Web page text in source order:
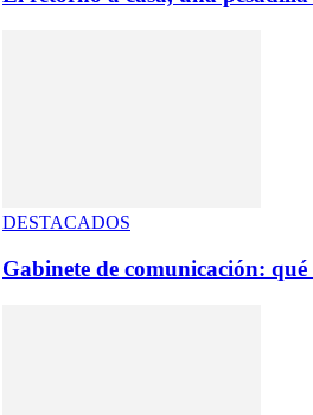
DESTACADOS
Gabinete de comunicación: qué